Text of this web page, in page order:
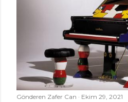
Gönderen Zafer Can Ekim 29, 2021